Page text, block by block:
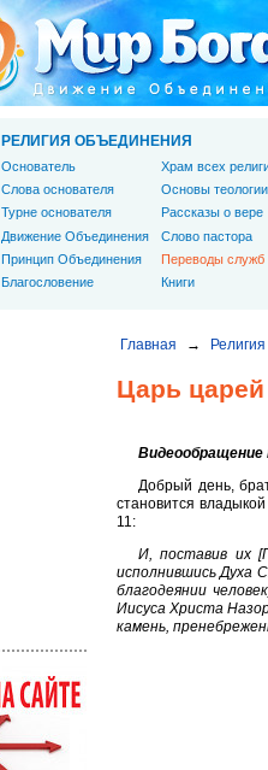
Главная →
Царь
Видеообращение
Добрый день,
становится
11:
И, поставив их
исполнившись Духа
благодеянии
Иисуса Христа
камень,
РЕЛИГИЯ ОБЪЕДИНЕНИЯ
Основатель
Слова основателя
Турне основателя
Движение Объединения
Принцип Объединения
Благословение
Храм всех
Основы теологии
Рассказы о вере
Слово пастора
Переводы служб
Книги